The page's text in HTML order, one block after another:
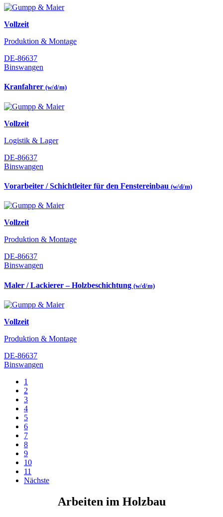
Vollzeit
Produktion & Montage
DE-86637
Binswangen
Kranfahrer (w/d/m)
Vollzeit
Logistik & Lager
DE-86637
Binswangen
Vorarbeiter / Schichtleiter für den Fenstereinbau (w/d/m)
Vollzeit
Produktion & Montage
DE-86637
Binswangen
Maler / Lackierer – Holzbeschichtung (w/d/m)
Vollzeit
Produktion & Montage
DE-86637
Binswangen
1
2
3
4
5
6
7
8
9
10
11
Nächste
Arbeiten im Holzbau